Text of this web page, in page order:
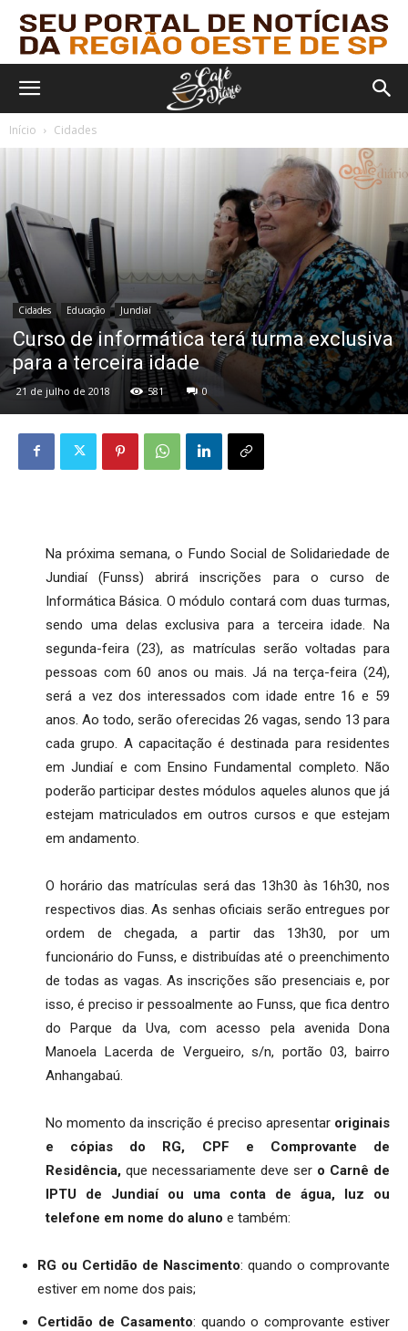
Início Cidades
Cidades Educação Jundiaí
Curso de informática terá turma exclusiva
para a terceira idade
21 de julho de 2018 581 0
Na próxima semana, o Fundo Social de Solidariedade de
Jundiaí (Funss) abrirá inscrições para o curso de
Informática Básica. O módulo contará com duas turmas,
sendo uma delas exclusiva para a terceira idade. Na
segunda-feira (23), as matrículas serão voltadas para
pessoas com 60 anos ou mais. Já na terça-feira (24),
será a vez dos interessados com idade entre 16 e 59
anos. Ao todo, serão oferecidas 26 vagas, sendo 13 para
cada grupo. A capacitação é destinada para residentes
em Jundiaí e com Ensino Fundamental completo. Não
poderão participar destes módulos aqueles alunos que já
estejam matriculados em outros cursos e que estejam
em andamento.
O horário das matrículas será das 13h30 às 16h30, nos
respectivos dias. As senhas oficiais serão entregues por
ordem de chegada, a partir das 13h30, por um
funcionário do Funss, e distribuídas até o preenchimento
de todas as vagas. As inscrições são presenciais e, por
isso, é preciso ir pessoalmente ao Funss, que fica dentro
do Parque da Uva, com acesso pela avenida Dona
Manoela Lacerda de Vergueiro, s/n, portão 03, bairro
Anhangabaú.
No momento da inscrição é preciso apresentar originais
e cópias do RG, CPF e Comprovante de
Residência, que necessariamente deve ser o Carnê de
IPTU de Jundiaí ou uma conta de água, luz ou
telefone em nome do aluno e também:
RG ou Certidão de Nascimento: quando o comprovante
estiver em nome dos pais;
Certidão de Casamento: quando o comprovante estiver